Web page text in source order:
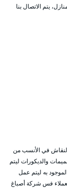
يتم الاتصال بنا
والنقاش في الأنسب من
والديكورات ليتم
به ليتم عمل
فس شركة أصباغ